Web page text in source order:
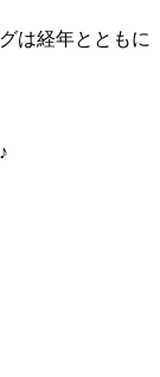
は経年とともに